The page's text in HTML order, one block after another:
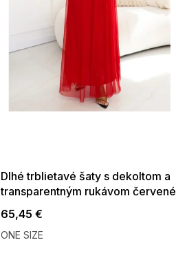
Dlhé trblietavé šaty s dekoltom a
transparentným rukávom červené
65,45 €
ONE SIZE